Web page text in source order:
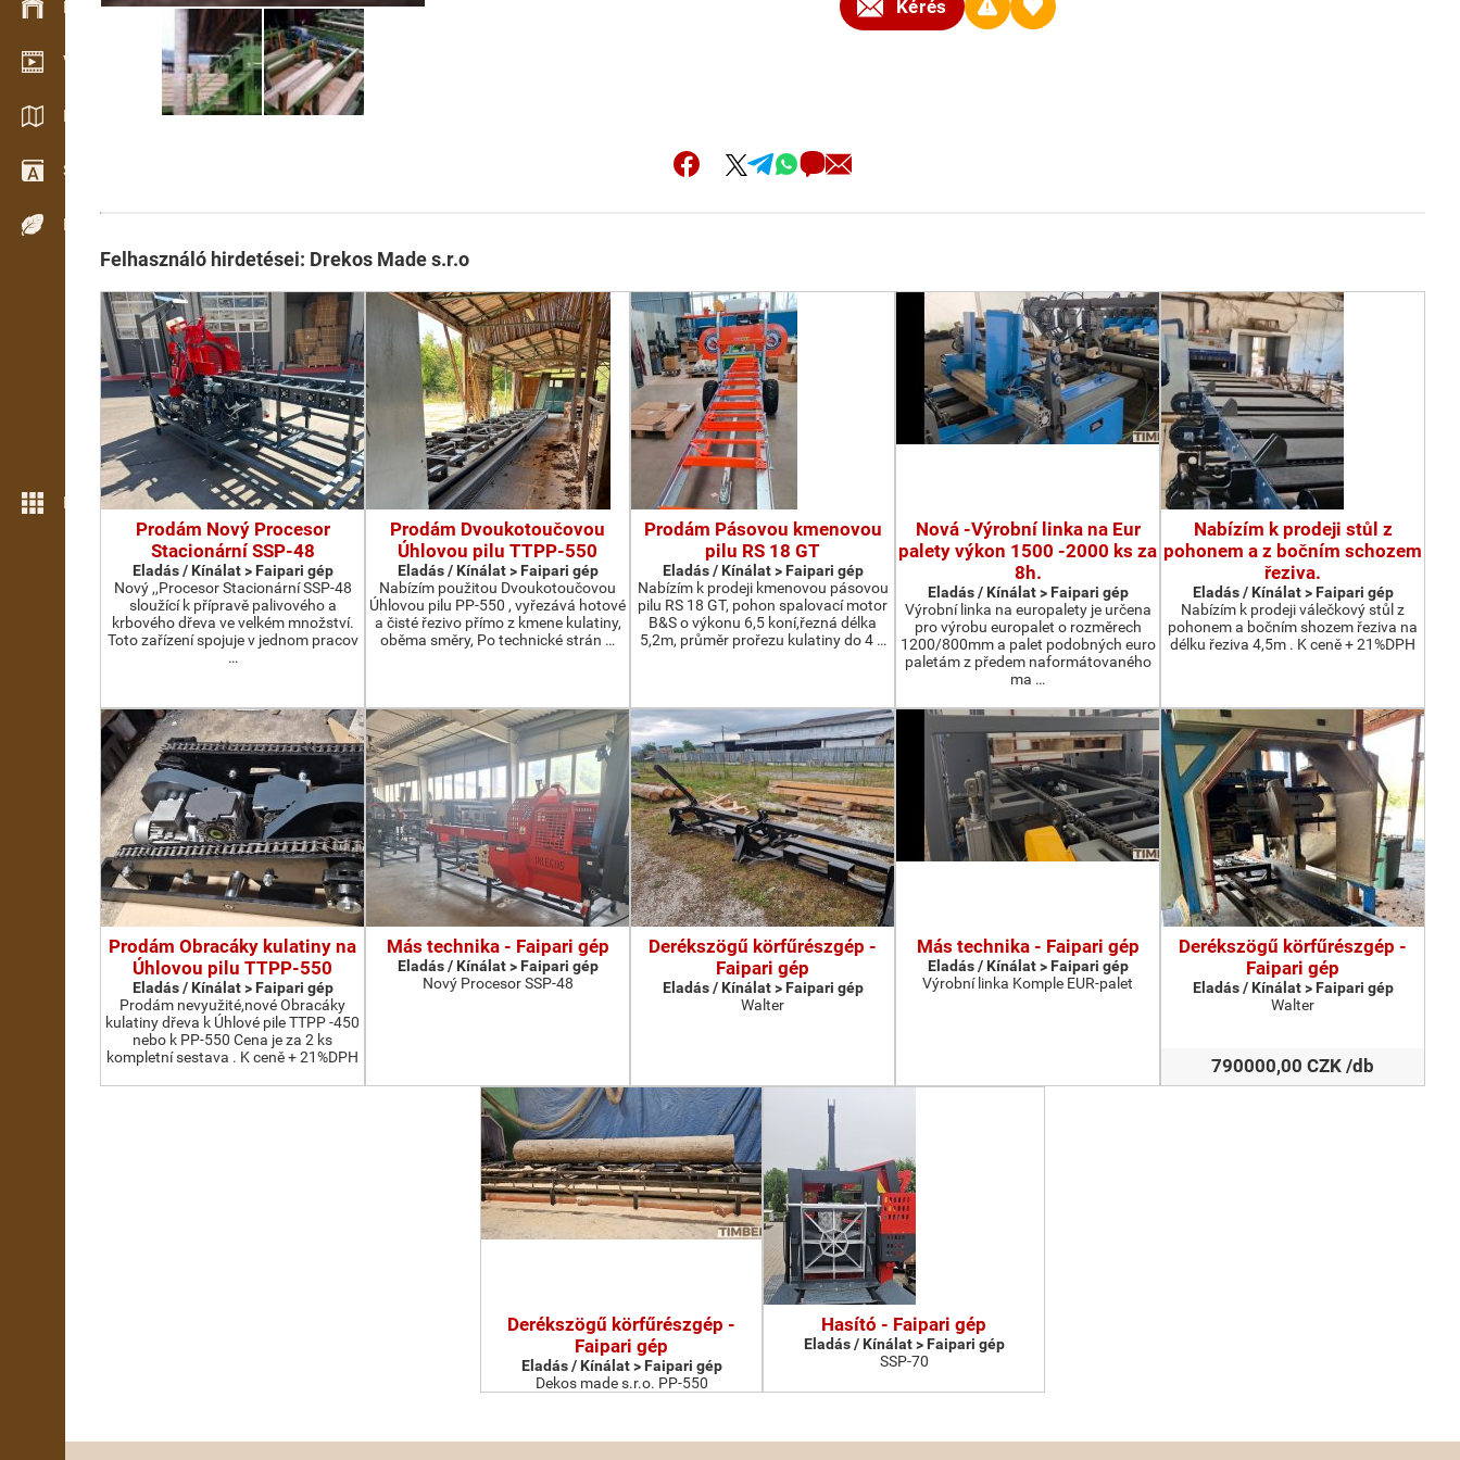
Készlet kezelés
Video bemutatóterem
Katalógusok / Prospektusok
Szótár
Fafajok
Még több funkció
Kérés
Felhasználó hirdetései: Drekos Made s.r.o
Prodám Nový Procesor
Stacionární SSP-48
Eladás / Kínálat > Faipari gép
Nový ,,Procesor Stacionární SSP-48
sloužící k přípravě palivového a
krbového dřeva ve velkém množství.
Toto zařízení spojuje v jednom pracov
…
Prodám Dvoukotoučovou
Úhlovou pilu TTPP-550
Eladás / Kínálat > Faipari gép
Nabízím použitou Dvoukotoučovou
Úhlovou pilu PP-550 , vyřezává hotové
a čisté řezivo přímo z kmene kulatiny,
oběma směry, Po technické strán …
Prodám Pásovou kmenovou
pilu RS 18 GT
Eladás / Kínálat > Faipari gép
Nabízím k prodeji kmenovou pásovou
pilu RS 18 GT, pohon spalovací motor
B&S o výkonu 6,5 koní,řezná délka
5,2m, průměr prořezu kulatiny do 4 …
Nová -Výrobní linka na Eur
palety výkon 1500 -2000 ks za
8h.
Eladás / Kínálat > Faipari gép
Výrobní linka na europalety je určena
pro výrobu europalet o rozměrech
1200/800mm a palet podobných euro
paletám z předem naformátovaného
ma …
Nabízím k prodeji stůl z
pohonem a z bočním schozem
řeziva.
Eladás / Kínálat > Faipari gép
Nabízím k prodeji válečkový stůl z
pohonem a bočním shozem řeziva na
délku řeziva 4,5m . K ceně + 21%DPH
Prodám Obracáky kulatiny na
Úhlovou pilu TTPP-550
Eladás / Kínálat > Faipari gép
Prodám nevyužité,nové Obracáky
kulatiny dřeva k Úhlové pile TTPP -450
nebo k PP-550 Cena je za 2 ks
kompletní sestava . K ceně + 21%DPH
Más technika - Faipari gép
Eladás / Kínálat > Faipari gép
Nový Procesor SSP-48
Derékszögű körfűrészgép -
Faipari gép
Eladás / Kínálat > Faipari gép
Walter
Más technika - Faipari gép
Eladás / Kínálat > Faipari gép
Výrobní linka Komple EUR-palet
Derékszögű körfűrészgép -
Faipari gép
Eladás / Kínálat > Faipari gép
Walter
790000,00 CZK /db
Derékszögű körfűrészgép -
Faipari gép
Eladás / Kínálat > Faipari gép
Dekos made s.r.o. PP-550
Hasító - Faipari gép
Eladás / Kínálat > Faipari gép
SSP-70